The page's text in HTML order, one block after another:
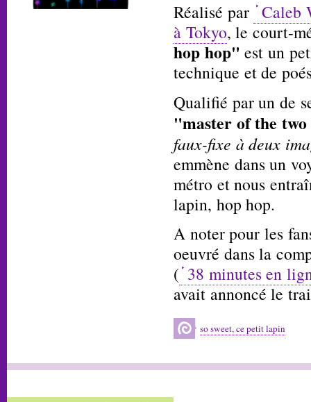
Réalisé par Caleb
à Tokyo, le court-
hop hop" est un
technique et de
Qualifié par un de
"master of the
faux-fixe à deux
emmène dans un
métro et nous
lapin, hop hop.
A noter pour les
oeuvré dans la
( 38 minutes en
avait annoncé le
so sweet, ce petit lapin